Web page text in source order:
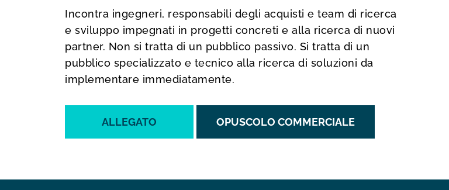
Incontra ingegneri, responsabili degli acquisti e team di ricerca
e sviluppo impegnati in progetti concreti e alla ricerca di nuovi
partner. Non si tratta di un pubblico passivo. Si tratta di un
pubblico specializzato e tecnico alla ricerca di soluzioni da
implementare immediatamente.
ALLEGATO OPUSCOLO COMMERCIALE